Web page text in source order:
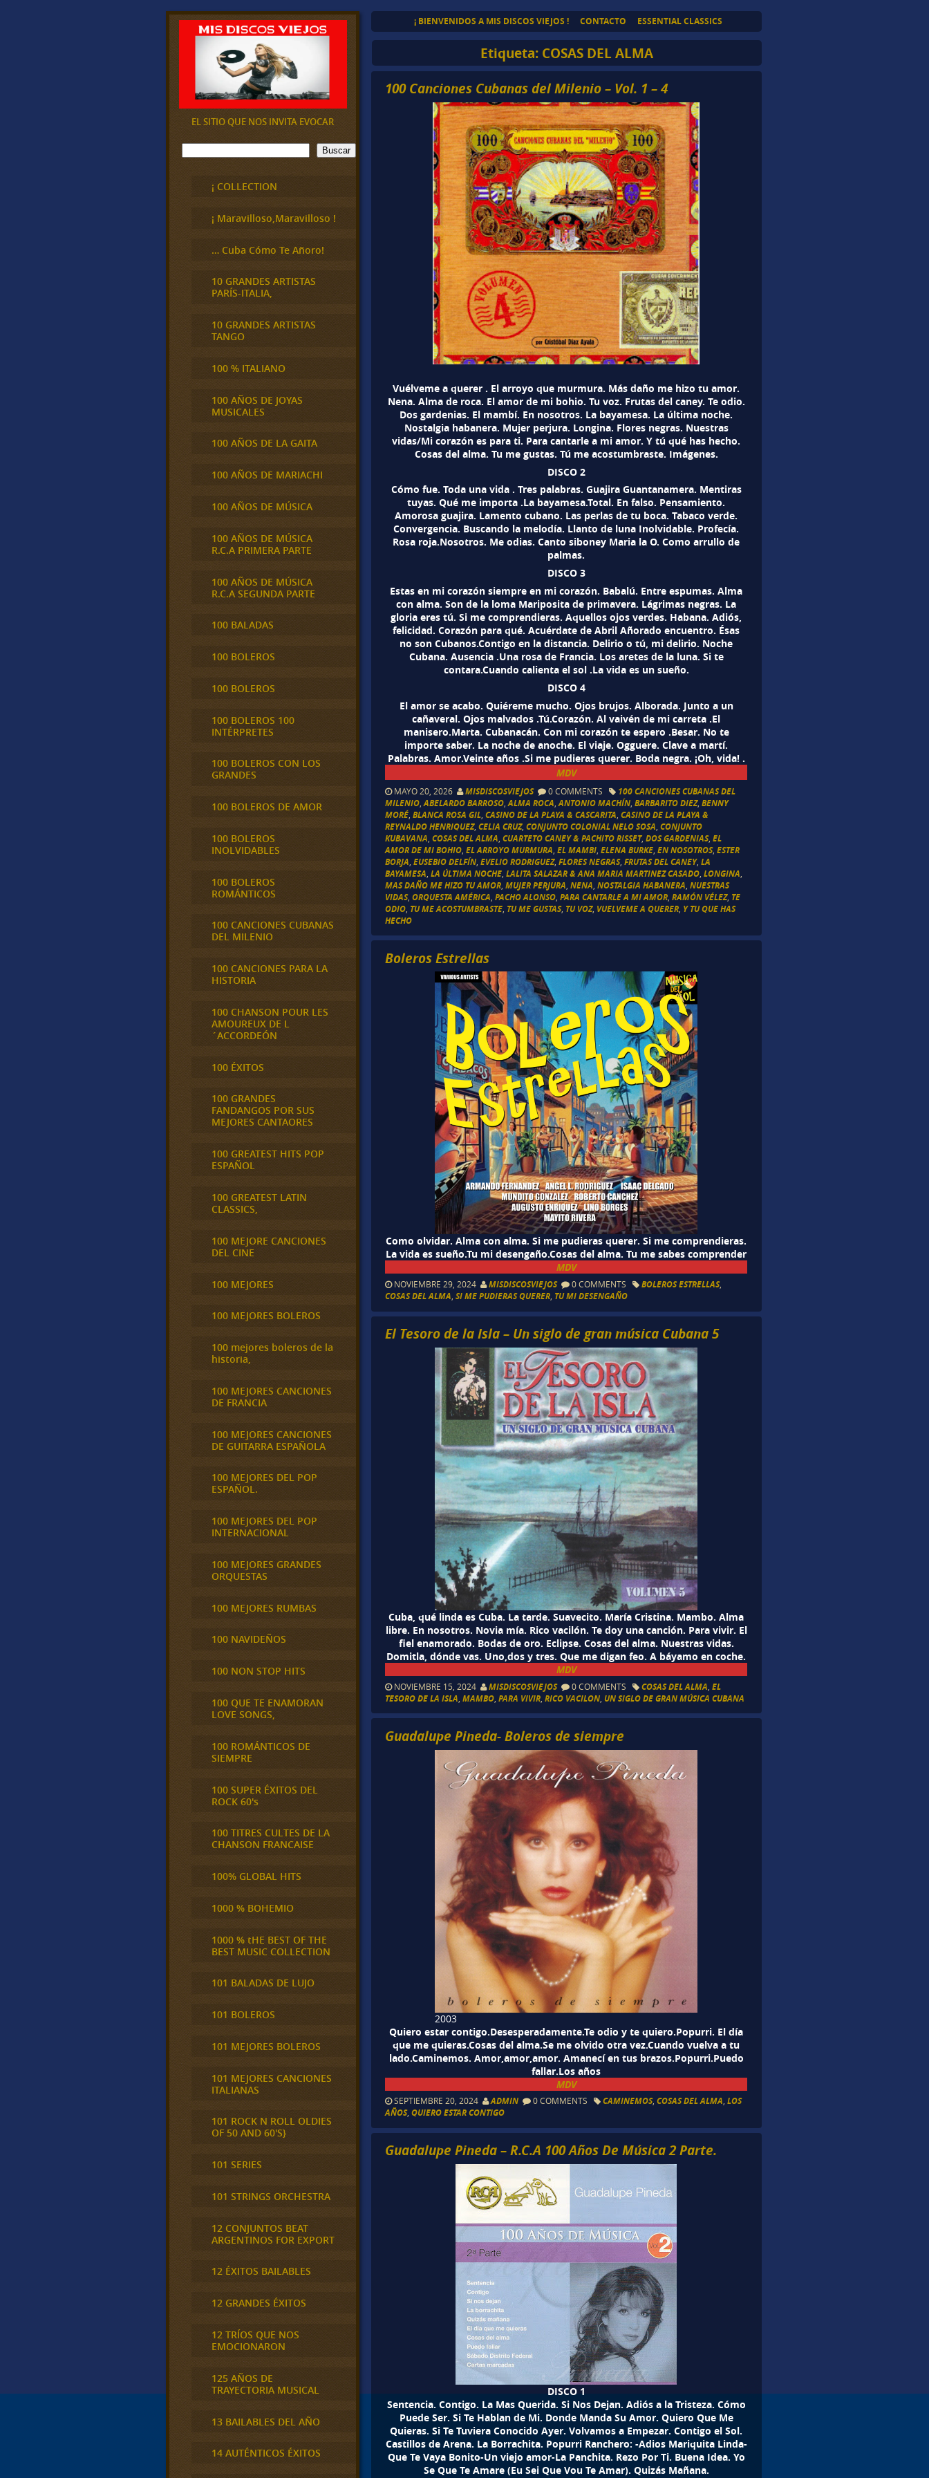
¡ BIENVENIDOS A MIS DISCOS VIEJOS ! CONTACTO ESSENTIAL CLASSICS
Etiqueta: COSAS DEL ALMA
100 Canciones Cubanas del Milenio – Vol. 1 – 4
Vuélveme a querer . El arroyo que murmura. Más daño me hizo tu amor.
Nena. Alma de roca. El amor de mi bohio. Tu voz. Frutas del caney. Te odio.
Dos gardenias. El mambí. En nosotros. La bayamesa. La última noche.
Nostalgia habanera. Mujer perjura. Longina. Flores negras. Nuestras
vidas/Mi corazón es para ti. Para cantarle a mi amor. Y tú qué has hecho.
Cosas del alma. Tu me gustas. Tú me acostumbraste. Imágenes.
DISCO 2
Cómo fue. Toda una vida . Tres palabras. Guajira Guantanamera. Mentiras
tuyas. Qué me importa .La bayamesa.Total. En falso. Pensamiento.
Amorosa guajira. Lamento cubano. Las perlas de tu boca. Tabaco verde.
Convergencia. Buscando la melodía. Llanto de luna Inolvidable. Profecía.
Rosa roja.Nosotros. Me odias. Canto siboney Maria la O. Como arrullo de
palmas.
DISCO 3
Estas en mi corazón siempre en mi corazón. Babalú. Entre espumas. Alma
con alma. Son de la loma Mariposita de primavera. Lágrimas negras. La
gloria eres tú. Si me comprendieras. Aquellos ojos verdes. Habana. Adiós,
felicidad. Corazón para qué. Acuérdate de Abril Añorado encuentro. Ésas
no son Cubanos.Contigo en la distancia. Delirio o tú, mi delirio. Noche
Cubana. Ausencia .Una rosa de Francia. Los aretes de la luna. Si te
contara.Cuando calienta el sol .La vida es un sueño.
DISCO 4
El amor se acabo. Quiéreme mucho. Ojos brujos. Alborada. Junto a un
cañaveral. Ojos malvados .Tú.Corazón. Al vaivén de mi carreta .El
manisero.Marta. Cubanacán. Con mi corazón te espero .Besar. No te
importe saber. La noche de anoche. El viaje. Ogguere. Clave a martí.
Palabras. Amor.Veinte años .Si me pudieras querer. Boda negra. ¡Oh, vida! .
MDV
MAYO 20, 2026 MISDISCOSVIEJOS 0 COMMENTS
100 CANCIONES CUBANAS DEL
MILENIO ,ABELARDO BARROSO ,ALMA ROCA ,ANTONIO MACHÍN ,BARBARITO DIEZ,BENNY
MORÉ ,BLANCA ROSA GIL ,CASINO DE LA PLAYA & CASCARITA ,CASINO DE LA PLAYA &
REYNALDO HENRIQUEZ,CELIA CRUZ,CONJUNTO COLONIAL NELO SOSA ,CONJUNTO
KUBAVANA ,COSAS DEL ALMA ,CUARTETO CANEY & PACHITO RISSET,DOS GARDENIAS,EL
AMOR DE MI BOHIO ,EL ARROYO MURMURA ,EL MAMBI ,ELENA BURKE ,EN NOSOTROS,ESTER
BORJA ,EUSEBIO DELFÍN ,EVELIO RODRIGUEZ,FLORES NEGRAS,FRUTAS DEL CANEY,LA
BAYAMESA ,LA ÚLTIMA NOCHE ,LALITA SALAZAR & ANA MARIA MARTINEZ CASADO ,LONGINA
MAS DAÑO ME HIZO TU AMOR ,MUJER PERJURA ,NENA ,NOSTALGIA HABANERA ,NUESTRAS
VIDAS,ORQUESTA AMÉRICA ,PACHO ALONSO ,PARA CANTARLE A MI AMOR ,RAMÓN VÉLEZ, TE
ODIO TU ME ACOSTUMBRASTE TU ME GUSTAS, TU VOZ, VUELVEME A QUERER Y TU QUE HAS
HECHO
Boleros Estrellas
Como olvidar. Alma con alma. Si me pudieras querer. Si me comprendieras.
La vida es sueño.Tu mi desengaño.Cosas del alma. Tu me sabes comprender
MDV
NOVIEMBRE 29, 2024 MISDISCOSVIEJOS 0 COMMENTS BOLEROS ESTRELLAS,
COSAS DEL ALMA ,SI ME PUDIERAS QUERER TU MI DESENGAÑO
El Tesoro de la Isla – Un siglo de gran música Cubana 5
Cuba, qué linda es Cuba. La tarde. Suavecito. María Cristina. Mambo. Alma
libre. En nosotros. Novia mía. Rico vacilón. Te doy una canción. Para vivir. El
fiel enamorado. Bodas de oro. Eclipse. Cosas del alma. Nuestras vidas.
Domitla, dónde vas. Uno,dos y tres. Que me digan feo. A báyamo en coche.
MDV
NOVIEMBRE 15, 2024 MISDISCOSVIEJOS 0 COMMENTS COSAS DEL ALMA ,EL
TESORO DE LA ISLA ,MAMBO ,PARA VIVIR ,RICO VACILON UN SIGLO DE GRAN MÚSICA CUBANA
Guadalupe Pineda- Boleros de siempre
2003
Quiero estar contigo.Desesperadamente.Te odio y te quiero.Popurri. El día
que me quieras.Cosas del alma.Se me olvido otra vez.Cuando vuelva a tu
lado.Caminemos. Amor,amor,amor. Amanecí en tus brazos.Popurri.Puedo
fallar.Los años
MDV
SEPTIEMBRE 20, 2024 ADMIN 0 COMMENTS CAMINEMOS,COSAS DEL ALMA,LOS
AÑOS,QUIERO ESTAR CONTIGO
Guadalupe Pineda – R.C.A 100 Años De Música 2 Parte.
DISCO 1
Sentencia. Contigo. La Mas Querida. Si Nos Dejan. Adiós a la Tristeza. Cómo
Puede Ser. Si Te Hablan de Mi. Donde Manda Su Amor. Quiero Que Me
Quieras. Si Te Tuviera Conocido Ayer. Volvamos a Empezar. Contigo el Sol.
Castillos de Arena. La Borrachita. Popurri Ranchero: -Adios Mariquita Linda-
Que Te Vaya Bonito-Un viejo amor-La Panchita. Rezo Por Ti. Buena Idea. Yo
Se Que Te Amare (Eu Sei Que Vou Te Amar). Quizás Mañana.
EL SITIO QUE NOS INVITA EVOCAR
B
u
Buscar
¡ COLLECTION
¡ Maravilloso,Maravilloso !
… Cuba Cómo Te Añoro!
10 GRANDES ARTISTAS
PARÍS-ITALIA,
10 GRANDES ARTISTAS
TANGO
100 % ITALIANO
100 AÑOS DE JOYAS
MUSICALES
100 AÑOS DE LA GAITA
100 AÑOS DE MARIACHI
100 AÑOS DE MÚSICA
100 AÑOS DE MÚSICA
R.C.A PRIMERA PARTE
100 AÑOS DE MÚSICA
R.C.A SEGUNDA PARTE
100 BALADAS
100 BOLEROS
100 BOLEROS
100 BOLEROS 100
INTÉRPRETES
100 BOLEROS CON LOS
GRANDES
100 BOLEROS DE AMOR
100 BOLEROS
INOLVIDABLES
100 BOLEROS
ROMÁNTICOS
100 CANCIONES CUBANAS
DEL MILENIO
100 CANCIONES PARA LA
HISTORIA
100 CHANSON POUR LES
AMOUREUX DE L
´ACCORDEÓN
100 ÉXITOS
100 GRANDES
FANDANGOS POR SUS
MEJORES CANTAORES
100 GREATEST HITS POP
ESPAÑOL
100 GREATEST LATIN
CLASSICS,
100 MEJORE CANCIONES
DEL CINE
100 MEJORES
100 MEJORES BOLEROS
100 mejores boleros de la
historia,
100 MEJORES CANCIONES
DE FRANCIA
100 MEJORES CANCIONES
DE GUITARRA ESPAÑOLA
100 MEJORES DEL POP
ESPAÑOL.
100 MEJORES DEL POP
INTERNACIONAL
100 MEJORES GRANDES
ORQUESTAS
100 MEJORES RUMBAS
100 NAVIDEÑOS
100 NON STOP HITS
100 QUE TE ENAMORAN
LOVE SONGS,
100 ROMÁNTICOS DE
SIEMPRE
100 SUPER ÉXITOS DEL
ROCK 60's
100 TITRES CULTES DE LA
CHANSON FRANCAISE
100% GLOBAL HITS
1000 % BOHEMIO
1000 % tHE BEST OF THE
BEST MUSIC COLLECTION
101 BALADAS DE LUJO
101 BOLEROS
101 MEJORES BOLEROS
101 MEJORES CANCIONES
ITALIANAS
101 ROCK N ROLL OLDIES
OF 50 AND 60'S}
101 SERIES
101 STRINGS ORCHESTRA
12 CONJUNTOS BEAT
ARGENTINOS FOR EXPORT
12 ÉXITOS BAILABLES
12 GRANDES ÉXITOS
12 TRÍOS QUE NOS
EMOCIONARON
125 AÑOS DE
TRAYECTORIA MUSICAL
13 BAILABLES DEL AÑO
14 AUTÉNTICOS ÉXITOS